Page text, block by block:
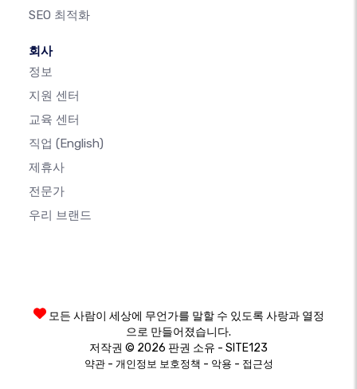
SEO 최적화
회사
정보
지원 센터
교육 센터
직업 (English)
제휴사
전문가
우리 브랜드
모든 사람이 세상에 무언가를 말할 수 있도록 사랑과 열정
으로 만들어졌습니다.
저작권 © 2026 판권 소유 - SITE123
약관- 개인정보 보호정책 - 악용 - 접근성